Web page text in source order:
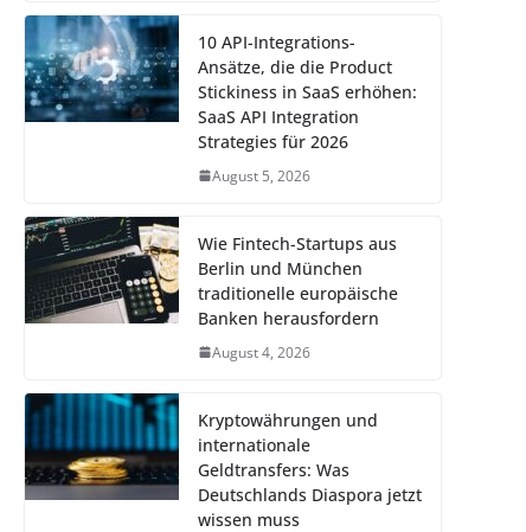
10 API-Integrations-
Ansätze, die die Product
Stickiness in SaaS erhöhen:
SaaS API Integration
Strategies für 2026
August 5, 2026
Wie Fintech-Startups aus
Berlin und München
traditionelle europäische
Banken herausfordern
August 4, 2026
Kryptowährungen und
internationale
Geldtransfers: Was
Deutschlands Diaspora jetzt
wissen muss